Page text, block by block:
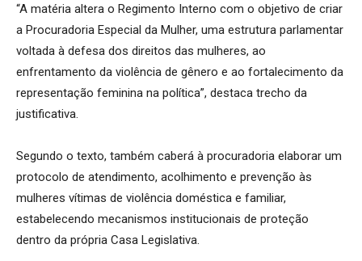
“A matéria altera o Regimento Interno com o objetivo de criar
a Procuradoria Especial da Mulher, uma estrutura parlamentar
voltada à defesa dos direitos das mulheres, ao
enfrentamento da violência de gênero e ao fortalecimento da
representação feminina na política”, destaca trecho da
justificativa.
Segundo o texto, também caberá à procuradoria elaborar um
protocolo de atendimento, acolhimento e prevenção às
mulheres vítimas de violência doméstica e familiar,
estabelecendo mecanismos institucionais de proteção
dentro da própria Casa Legislativa.